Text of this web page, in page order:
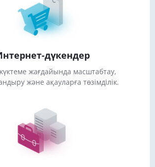
дүкендер
жағдайында масштабтау,
және ақауларға төзімділік.